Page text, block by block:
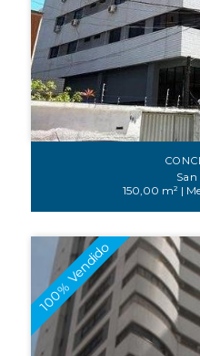
150,00 m² |
100% Vendido